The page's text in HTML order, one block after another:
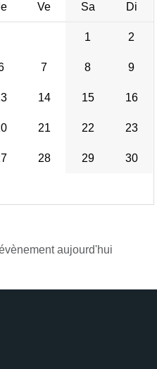
Ve Sa Di
1 2
7 8 9
14 15 16
21 22 23
28 29 30
aujourd'hui